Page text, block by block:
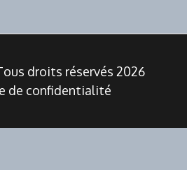
droits réservés 2026
de confidentialité